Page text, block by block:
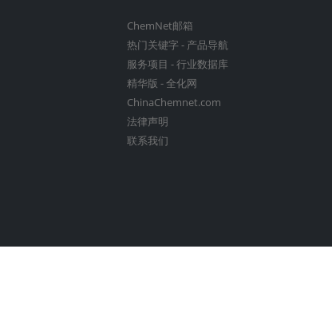
ChemNet邮箱
热门关键字- 产品导航
服务项目 -行业数据库
精华版 -全化网
ChinaChemnet.com
法律声明
联系我们